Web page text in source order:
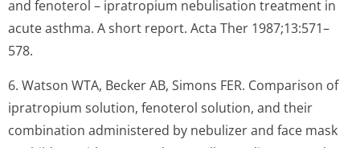
and fenoterol – ipratropium nebulisation treatment in
acute asthma. A short report. Acta Ther 1987;13:571–
578.
6. Watson WTA, Becker AB, Simons FER. Comparison of
ipratropium solution, fenoterol solution, and their
combination administered by nebulizer and face mask